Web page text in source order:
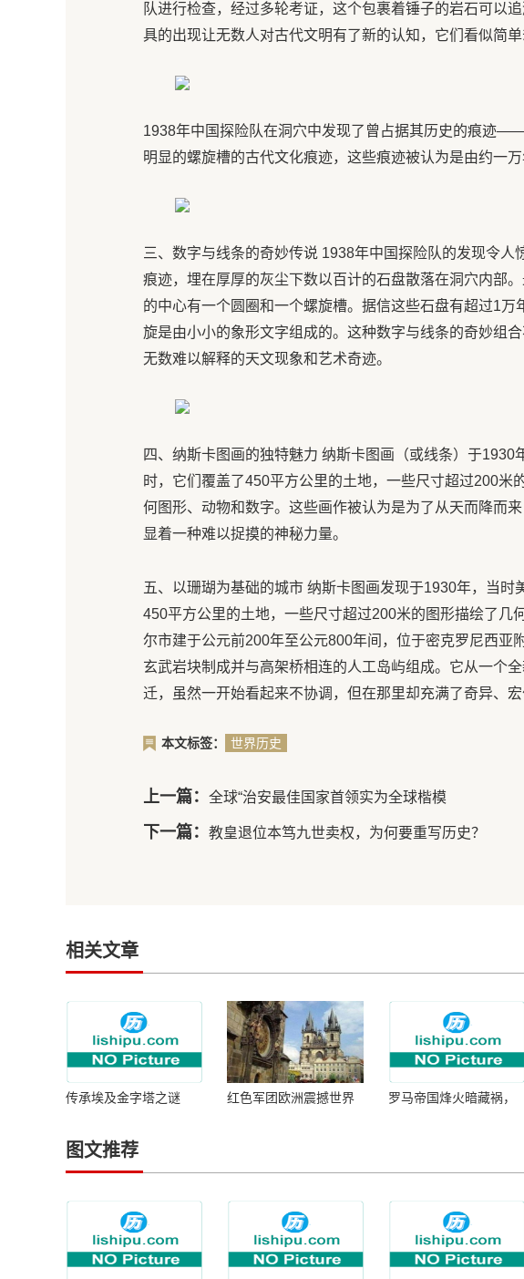
队进行检查，经过多轮考证，这个包裹着锤子的岩石可以
具的出现让无数人对古代文明有了新的认知，它们看似简
1938年中国探险队在洞穴中发现了曾占据其历史的痕迹
明显的螺旋槽的古代文化痕迹，这些痕迹被认为是由约一万
三、数字与线条的奇妙传说 1938年中国探险队的发现令人
痕迹，埋在厚厚的灰尘下数以百计的石盘散落在洞穴内部
的中心有一个圆圈和一个螺旋槽。据信这些石盘有超过1万
旋是由小小的象形文字组成的。这种数字与线条的奇妙组
无数难以解释的天文现象和艺术奇迹。
四、纳斯卡图画的独特魅力 纳斯卡图画（或线条）于1930
时，它们覆盖了450平方公里的土地，一些尺寸超过200米
何图形、动物和数字。这些画作被认为是为了从天而降而
显着一种难以捉摸的神秘力量。
五、以珊瑚为基础的城市 纳斯卡图画发现于1930年，当时
450平方公里的土地，一些尺寸超过200米的图形描绘了几
尔市建于公元前200年至公元800年间，位于密克罗尼西亚
玄武岩块制成并与高架桥相连的人工岛屿组成。它从一个
迁，虽然一开始看起来不协调，但在那里却充满了奇异、宏
本文标签： 世界历史
上一篇： 全球“治安最佳国家首领实为全球楷模
下一篇： 教皇退位本笃九世卖权，为何要重写历史？
相关文章
传承埃及金字塔之谜
红色军团欧洲震撼世界
罗马帝国烽火暗藏祸，
图文推荐